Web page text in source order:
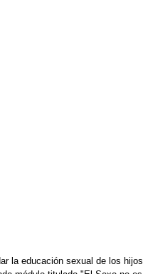
la educación sexual de los hijos